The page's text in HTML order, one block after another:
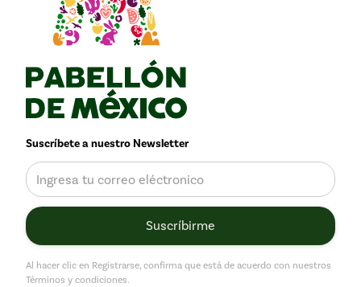
Suscríbete a nuestro Newsletter
Al hacer clic en Registrarse, confirma que está de acuerdo con nuestros
Términos y condiciones.